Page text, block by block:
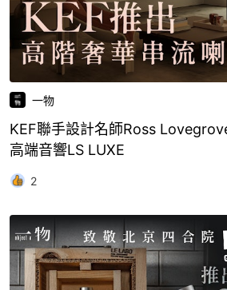
一物
KEF聯手設計名師Ross
高端音響LS LUXE
2